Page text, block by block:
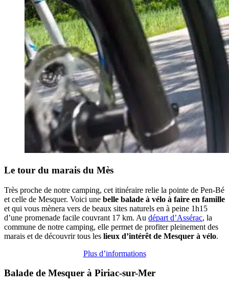
Le tour du marais du Mès
Très proche de notre camping, cet itinéraire relie la pointe de Pen-Bé
et celle de Mesquer. Voici une belle balade à vélo à faire en famille
et qui vous mènera vers de beaux sites naturels en à peine 1h15
d’une promenade facile couvrant 17 km. Au départ d’Assérac, la
commune de notre camping, elle permet de profiter pleinement des
marais et de découvrir tous les lieux d’intérêt de Mesquer à vélo.
Plus d’informations
Balade de Mesquer à Piriac-sur-Mer